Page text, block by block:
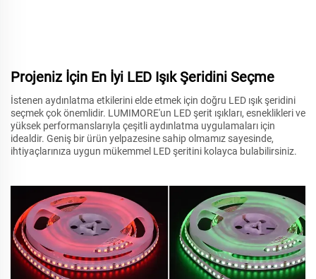
Projeniz İçin En İyi LED Işık Şeridini Seçme
İstenen aydınlatma etkilerini elde etmek için doğru LED ışık şeridini
seçmek çok önemlidir. LUMIMORE'un LED şerit ışıkları, esneklikleri ve
yüksek performanslarıyla çeşitli aydınlatma uygulamaları için
idealdir. Geniş bir ürün yelpazesine sahip olmamız sayesinde,
ihtiyaçlarınıza uygun mükemmel LED şeritini kolayca bulabilirsiniz.